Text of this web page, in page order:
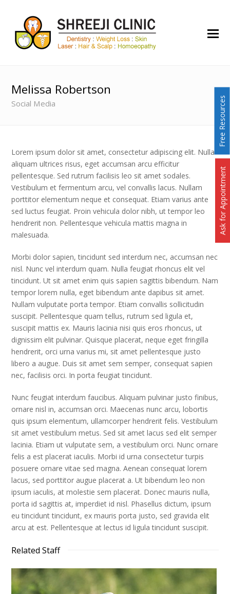
Melissa Robertson
Social Media
Lorem ipsum dolor sit amet, consectetur adipiscing elit. Nulla
aliquam ultrices risus, eget accumsan arcu efficitur
pellentesque. Sed rutrum facilisis leo sit amet sodales.
Vestibulum et fermentum arcu, vel convallis lacus. Nullam
porttitor elementum neque et consequat. Etiam varius ante
sed luctus feugiat. Proin vehicula dolor nibh, ut tempor leo
hendrerit non. Pellentesque vehicula mattis magna in
malesuada.
Morbi dolor sapien, tincidunt sed interdum nec, accumsan nec
nisl. Nunc vel interdum quam. Nulla feugiat rhoncus elit vel
tincidunt. Ut sit amet enim quis sapien sagittis bibendum. Nam
tempor lorem nulla, eget bibendum ante dapibus sit amet.
Nullam vulputate porta tempor. Etiam convallis sollicitudin
suscipit. Pellentesque quam tellus, rutrum sed ligula et,
suscipit mattis ex. Mauris lacinia nisi quis eros rhoncus, ut
dignissim elit pulvinar. Quisque placerat, neque eget fringilla
hendrerit, orci urna varius mi, sit amet pellentesque justo
libero a augue. Duis sit amet sem semper, consequat sapien
nec, facilisis orci. In porta feugiat tincidunt.
Nunc feugiat interdum faucibus. Aliquam pulvinar justo finibus,
ornare nisl in, accumsan orci. Maecenas nunc arcu, lobortis
quis ipsum elementum, ullamcorper hendrerit felis. Vestibulum
sit amet vestibulum metus. Sed sit amet lacus sed elit semper
lacinia. Etiam ut vulputate sem, a vestibulum orci. Nunc ornare
felis a est placerat iaculis. Morbi id urna consectetur turpis
posuere ornare vitae sed magna. Aenean consequat lorem
lacus, sed porttitor augue placerat a. Ut bibendum leo non
ipsum iaculis, at molestie sem placerat. Donec mauris nulla,
porta id sagittis at, imperdiet id nisl. Phasellus dictum, ipsum
eu tincidunt tincidunt, ex mauris porta justo, sed gravida elit
arcu at est. Pellentesque at lectus id ligula tincidunt suscipit.
Related Staff
Free Resources
Ask for Appointment